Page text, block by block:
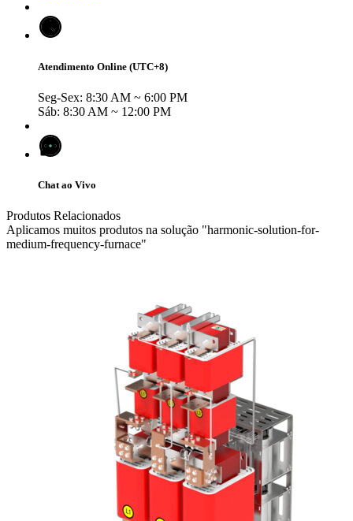
Atendimento Online (UTC+8)
Seg-Sex: 8:30 AM ~ 6:00 PM
Sáb: 8:30 AM ~ 12:00 PM
Chat ao Vivo
Produtos Relacionados
Aplicamos muitos produtos na solução "harmonic-solution-for-
medium-frequency-furnace"